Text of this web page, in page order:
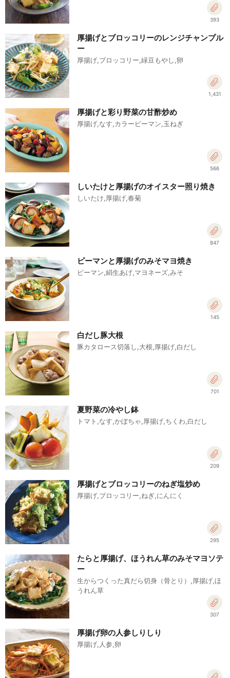
393
厚揚げとブロッコリーのレンジチャンプル
ー
厚揚げ,ブロッコリー,緑豆もやし,卵
1,431
厚揚げと彩り野菜の甘酢炒め
厚揚げ,なす,カラーピーマン,玉ねぎ
566
しいたけと厚揚げのオイスター照り焼き
しいたけ,厚揚げ,春菊
847
ピーマンと厚揚げのみそマヨ焼き
ピーマン,絹生あげ,マヨネーズ,みそ
145
白だし豚大根
豚カタロース切落し,大根,厚揚げ,白だし
701
夏野菜の冷やし鉢
トマト,なす,かぼちゃ,厚揚げ,ちくわ,白だし
209
厚揚げとブロッコリーのねぎ塩炒め
厚揚げ,ブロッコリー,ねぎ,にんにく
295
たらと厚揚げ、ほうれん草のみそマヨソテ
ー
生からつくった真だら切身（骨とり）,厚揚げ,ほ
うれん草
307
厚揚げ卵の人参しりしり
厚揚げ,人参,卵